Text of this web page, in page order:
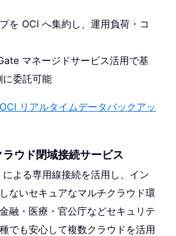
を OCI へ集約し、運用負荷・コ
マネージドサービス活用で基
委託可能
OCI リアルタイムデータバックアッ
ウド閉域接続サービス
よる専用線接続を活用し、イン
ないセキュアなマルチクラウド環
融・医療・官公庁などセキュリテ
でも安心して複数クラウドを活用